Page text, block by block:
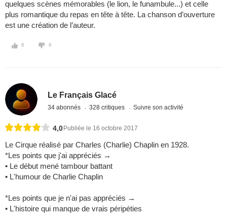
quelques scènes mémorables (le lion, le funambule...) et celle
plus romantique du repas en tête à tête. La chanson d’ouverture
est une création de l’auteur.
0 0
Le Français Glacé
34 abonnés 328 critiques Suivre son activité
4,0 Publiée le 16 octobre 2017
Le Cirque réalisé par Charles (Charlie) Chaplin en 1928.
*Les points que j'ai appréciés →
• Le début mené tambour battant
• L'humour de Charlie Chaplin
*Les points que je n'ai pas appréciés →
• L'histoire qui manque de vrais péripéties